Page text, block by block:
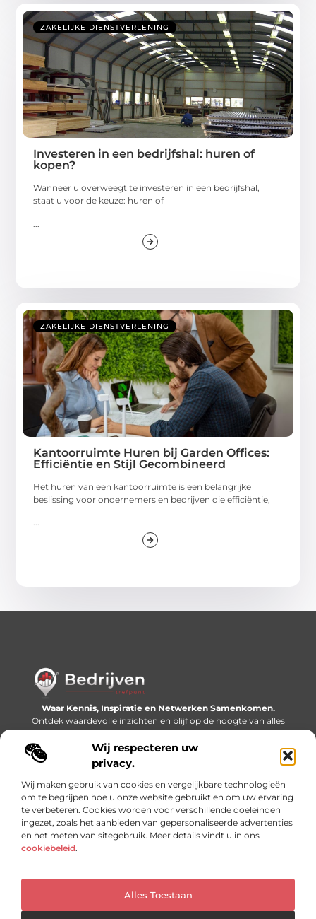
Wij respecteren uw
privacy.
Wij maken gebruik van cookies en vergelijkbare technologieën
om te begrijpen hoe u onze website gebruikt en om uw ervaring
te verbeteren. Cookies worden voor verschillende doeleinden
ingezet, zoals het aanbieden van gepersonaliseerde advertenties
en het meten van sitegebruik. Meer details vindt u in ons
cookiebeleid.
Alles Toestaan
ZAKELIJKE DIENSTVERLENING
Investeren in een bedrijfshal: huren of
kopen?
Wanneer u overweegt te investeren in een bedrijfshal,
staat u voor de keuze: huren of
ZAKELIJKE DIENSTVERLENING
Kantoorruimte Huren bij Garden Offices:
Efficiëntie en Stijl Gecombineerd
Het huren van een kantoorruimte is een belangrijke
beslissing voor ondernemers en bedrijven die efficiëntie,
Waar Kennis, Inspiratie en Netwerken Samenkomen.
Ontdek waardevolle inzichten en blijf op de hoogte van alles
wat er speelt in de wereld.
Bericht categorie
Onze informatie